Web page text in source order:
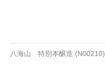
八海山 特別本醸造 (N00210)